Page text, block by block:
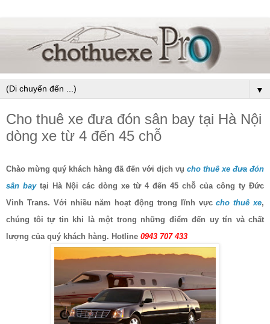
▼
Cho thuê xe đưa đón sân bay tại Hà Nội
dòng xe từ 4 đến 45 chỗ
Chào mừng quý khách hàng đã đến với dịch vụ cho thuê xe đưa đón
sân baytại Hà Nội các dòng xe từ 4 đến 45 chỗ của công ty Đức
Vinh Trans. Với nhiều năm hoạt động trong lĩnh vựccho thuê xe,
chúng tôi tự tin khi là một trong những điểm đến uy tín và chất
lượng của quý khách hàng. Hotline 0943 707 433